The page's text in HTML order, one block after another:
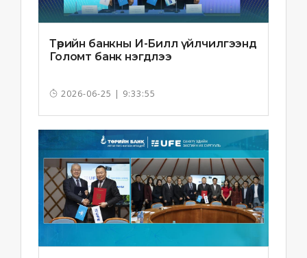
Төрийн банкны И-Билл үйлчилгээнд
Голомт банк нэгдлээ
2026-06-25 | 9:33:55